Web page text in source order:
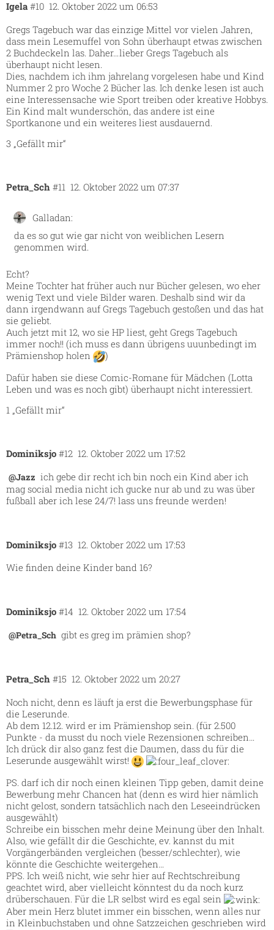
Igela 12. Oktober 2022 um 06:53
#10
Gregs Tagebuch war das einzige Mittel vor vielen Jahren,
dass mein Lesemuffel von Sohn überhaupt etwas zwischen
2 Buchdeckeln las. Daher…lieber Gregs Tagebuch als
überhaupt nicht lesen.
Dies, nachdem ich ihm jahrelang vorgelesen habe und Kind
Nummer 2 pro Woche 2 Bücher las. Ich denke lesen ist auch
eine Interessensache wie Sport treiben oder kreative Hobbys.
Ein Kind malt wunderschön, das andere ist eine
Sportkanone und ein weiteres liest ausdauernd.
3 „Gefällt mir“
Petra_Sch 12. Oktober 2022 um 07:37
#11
Galladan:
da es so gut wie gar nicht von weiblichen Lesern
genommen wird.
Echt?
Meine Tochter hat früher auch nur Bücher gelesen, wo eher
wenig Text und viele Bilder waren. Deshalb sind wir da
dann irgendwann auf Gregs Tagebuch gestoßen und das hat
sie geliebt.
Auch jetzt mit 12, wo sie HP liest, geht Gregs Tagebuch
immer noch!! (ich muss es dann übrigens uuunbedingt im
Prämienshop holen
)
Dafür haben sie diese Comic-Romane für Mädchen (Lotta
Leben und was es noch gibt) überhaupt nicht interessiert.
1 „Gefällt mir“
Dominiksjo 12. Oktober 2022 um 17:52
#12
@Jazz ich gebe dir recht ich bin noch ein Kind aber ich
mag social media nicht ich gucke nur ab und zu was über
fußball aber ich lese 24/7! lass uns freunde werden!
Dominiksjo 12. Oktober 2022 um 17:53
#13
Wie finden deine Kinder band 16?
Dominiksjo 12. Oktober 2022 um 17:54
#14
@Petra_Sch gibt es greg im prämien shop?
Petra_Sch 12. Oktober 2022 um 20:27
#15
Noch nicht, denn es läuft ja erst die Bewerbungsphase für
die Leserunde.
Ab dem 12.12. wird er im Prämienshop sein. (für 2.500
Punkte - da musst du noch viele Rezensionen schreiben…
Ich drück dir also ganz fest die Daumen, dass du für die
Leserunde ausgewählt wirst!
PS. darf ich dir noch einen kleinen Tipp geben, damit deine
Bewerbung mehr Chancen hat (denn es wird hier nämlich
nicht gelost, sondern tatsächlich nach den Leseeindrücken
ausgewählt)
Schreibe ein bisschen mehr deine Meinung über den Inhalt.
Also, wie gefällt dir die Geschichte, ev. kannst du mit
Vorgängerbänden vergleichen (besser/schlechter), wie
könnte die Geschichte weitergehen…
PPS. Ich weiß nicht, wie sehr hier auf Rechtschreibung
geachtet wird, aber vielleicht könntest du da noch kurz
drüberschauen. Für die LR selbst wird es egal sein
Aber mein Herz blutet immer ein bisschen, wenn alles nur
in Kleinbuchstaben und ohne Satzzeichen geschrieben wird